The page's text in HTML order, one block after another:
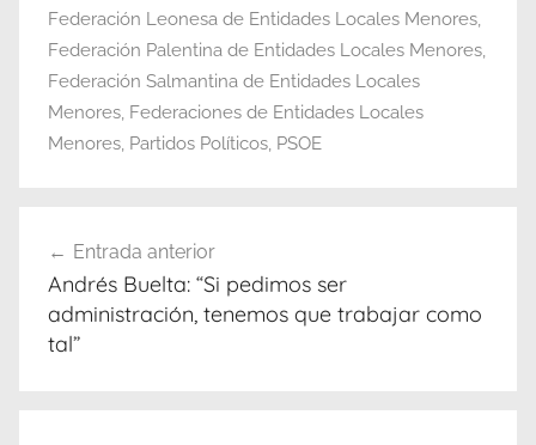
Federación Leonesa de Entidades Locales Menores,
Federación Palentina de Entidades Locales Menores,
Federación Salmantina de Entidades Locales
Menores, Federaciones de Entidades Locales
Menores, Partidos Políticos, PSOE
de
entradas
Entrada anterior
Andrés Buelta: “Si pedimos ser
administración, tenemos que trabajar como
tal”